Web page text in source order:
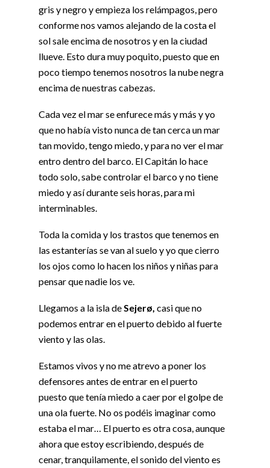
gris y negro y empieza los relámpagos, pero
conforme nos vamos alejando de la costa el
sol sale encima de nosotros y en la ciudad
llueve. Esto dura muy poquito, puesto que en
poco tiempo tenemos nosotros la nube negra
encima de nuestras cabezas.
Cada vez el mar se enfurece más y más y yo
que no había visto nunca de tan cerca un mar
tan movido, tengo miedo, y para no ver el mar
entro dentro del barco. El Capitán lo hace
todo solo, sabe controlar el barco y no tiene
miedo y así durante seis horas, para mi
interminables.
Toda la comida y los trastos que tenemos en
las estanterías se van al suelo y yo que cierro
los ojos como lo hacen los niños y niñas para
pensar que nadie los ve.
Llegamos a la isla de Sejerø, casi que no
podemos entrar en el puerto debido al fuerte
viento y las olas.
Estamos vivos y no me atrevo a poner los
defensores antes de entrar en el puerto
puesto que tenía miedo a caer por el golpe de
una ola fuerte. No os podéis imaginar como
estaba el mar… El puerto es otra cosa, aunque
ahora que estoy escribiendo, después de
cenar, tranquilamente, el sonido del viento es